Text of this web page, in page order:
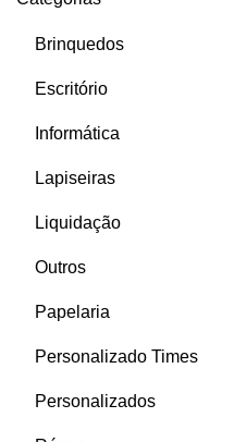
Brinquedos
Escritório
Informática
Lapiseiras
Liquidação
Outros
Papelaria
Personalizado Times
Personalizados